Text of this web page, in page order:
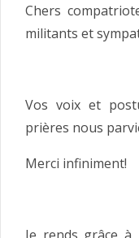
Chers
militants et
Vos voix et
prières nous
Merci infiniment!